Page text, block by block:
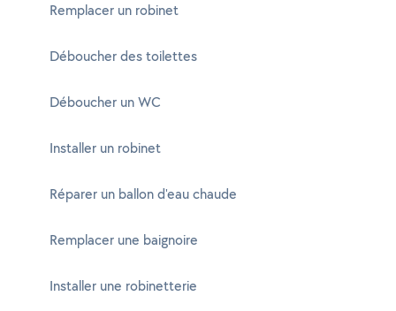
Remplacer un robinet
Déboucher des toilettes
Déboucher un WC
Installer un robinet
Réparer un ballon d'eau chaude
Remplacer une baignoire
Installer une robinetterie